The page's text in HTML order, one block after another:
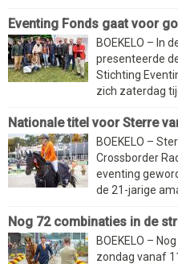
Eventing Fonds gaat voor
BOEKELO – In
presenteerde
Stichting
zich zaterdag
Nationale titel voor Sterre
BOEKELO –
Crossborder
eventing
de 21-jarige
Nog 72 combinaties in de
BOEKELO –
zondag vanaf